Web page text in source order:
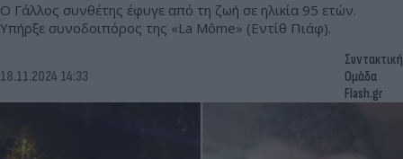
Ο Γάλλος συνθέτης έφυγε από τη ζωή σε ηλικία 95 ετών.
Υπήρξε συνοδοιπόρος της «La Môme» (Εντίθ Πιάφ).
18.11.2024 14:33
Συντακτική
Ομάδα
Flash.gr